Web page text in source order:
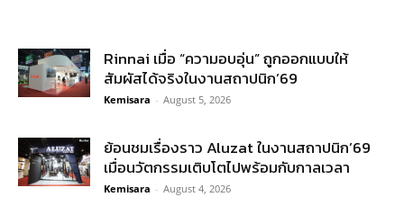
Rinnai เมื่อ “ความอบอุ่น” ถูกออกแบบให้
สัมผัสได้จริงในงานสถาปนิก’69
Kemisara - August 5, 2026
ย้อนชมเรื่องราว Aluzat ในงานสถาปนิก’69
เมื่อนวัตกรรมเติบโตไปพร้อมกับกาลเวลา
Kemisara - August 4, 2026